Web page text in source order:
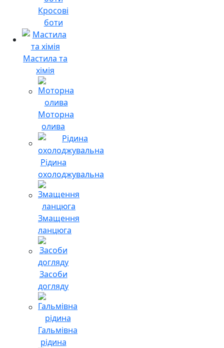
Кросові
боти
Мастила та
хімія
Моторна
олива
Рідина
охолоджувальна
Змащення
ланцюга
Засоби
догляду
Гальмівна
рідина